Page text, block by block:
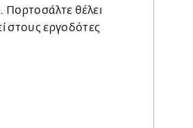
Πορτοσάλτε θέλει
στους εργοδότες